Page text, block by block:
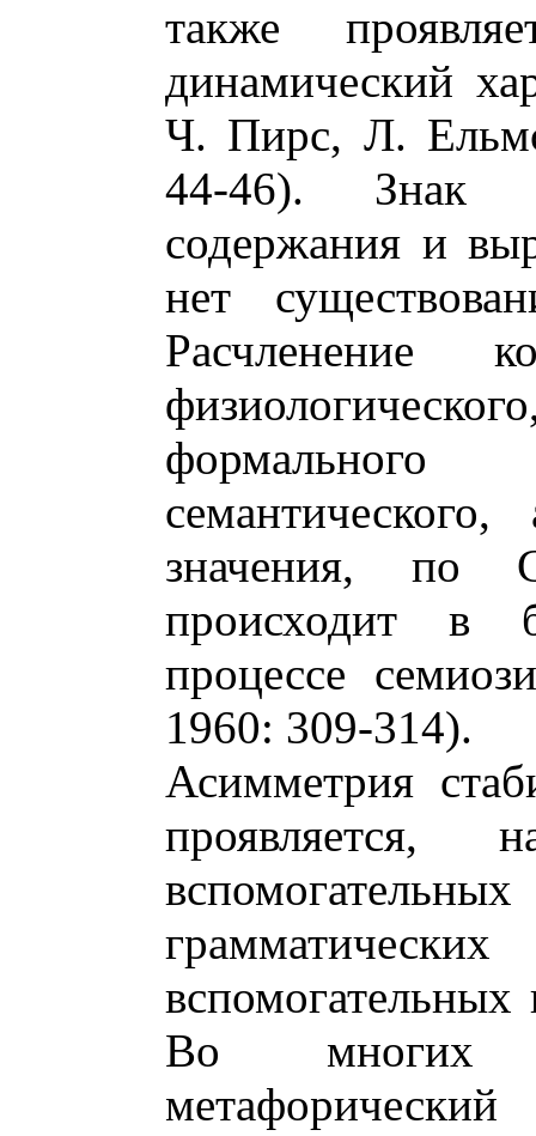
также
динамический
Ч. Пирс, Л.
44-46). Знак
содержания и
нет
Расчленение
значения, по
происходит в
процессе
1960: 309-314).
Асимметрия
проявляется,
вспомогательных
Во многих